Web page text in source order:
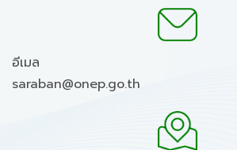
อีเมล
saraban@onep.go.th